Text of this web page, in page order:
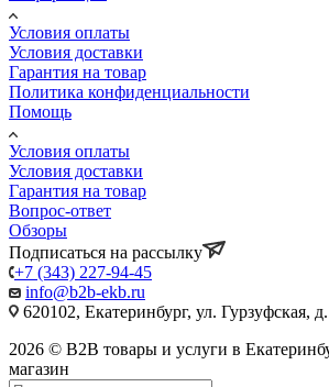
Условия оплаты
Условия доставки
Гарантия на товар
Политика конфиденциальности
Помощь
Условия оплаты
Условия доставки
Гарантия на товар
Вопрос-ответ
Обзоры
Подписаться на рассылку
+7 (343) 227-94-45
info@b2b-ekb.ru
620102, Екатеринбург, ул. Гурзуфская,
2026 © B2B товары и услуги в
магазин